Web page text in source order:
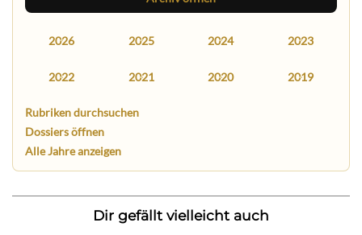
2026 2025 2024 2023
2022 2021 2020 2019
Rubriken durchsuchen
Dossiers öffnen
Alle Jahre anzeigen
Dir gefällt vielleicht auch